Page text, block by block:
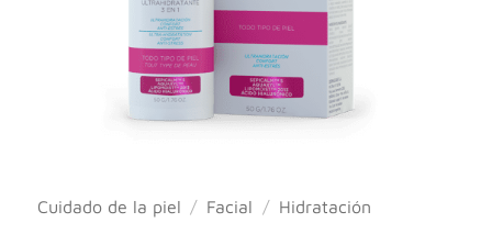
Cuidado de la piel / Facial / Hidratación